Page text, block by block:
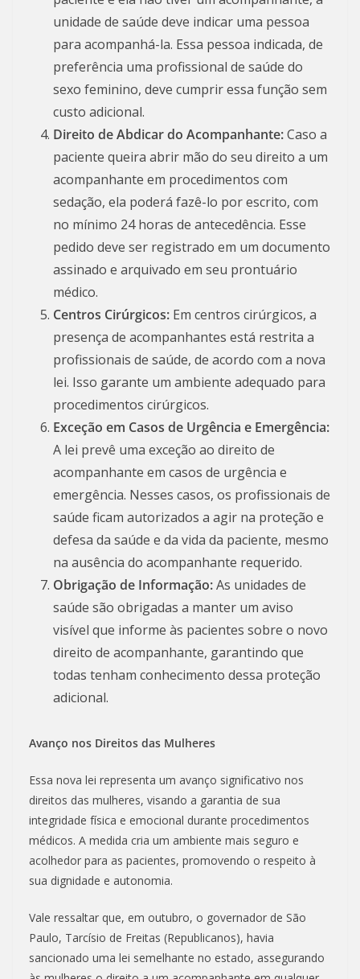
unidade de saúde deve indicar uma pessoa
para acompanhá-la. Essa pessoa indicada, de
preferência uma profissional de saúde do
sexo feminino, deve cumprir essa função sem
custo adicional.
Direito de Abdicar do Acompanhante:Caso a
paciente queira abrir mão do seu direito a um
acompanhante em procedimentos com
sedação, ela poderá fazê-lo por escrito, com
no mínimo 24 horas de antecedência. Esse
pedido deve ser registrado em um documento
assinado e arquivado em seu prontuário
médico.
Centros Cirúrgicos: Em centros cirúrgicos, a
presença de acompanhantes está restrita a
profissionais de saúde, de acordo com a nova
lei. Isso garante um ambiente adequado para
procedimentos cirúrgicos.
Exceção em Casos de Urgência e Emergência:
A lei prevê uma exceção ao direito de
acompanhante em casos de urgência e
emergência. Nesses casos, os profissionais de
saúde ficam autorizados a agir na proteção e
defesa da saúde e da vida da paciente, mesmo
na ausência do acompanhante requerido.
Obrigação de Informação:As unidades de
saúde são obrigadas a manter um aviso
visível que informe às pacientes sobre o novo
direito de acompanhante, garantindo que
todas tenham conhecimento dessa proteção
adicional.
Avanço nos Direitos das Mulheres
Essa nova lei representa um avanço significativo nos
direitos das mulheres, visando a garantia de sua
integridade física e emocional durante procedimentos
médicos. A medida cria um ambiente mais seguro e
acolhedor para as pacientes, promovendo o respeito à
sua dignidade e autonomia.
Vale ressaltar que, em outubro, o governador de São
Paulo, Tarcísio de Freitas (Republicanos), havia
sancionado uma lei semelhante no estado, assegurando